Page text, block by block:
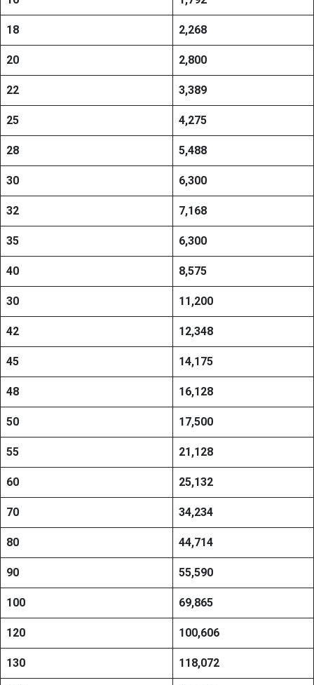
18 2,268
20 2,800
22 3,389
25 4,275
28 5,488
30 6,300
32 7,168
35 6,300
40 8,575
30 11,200
42 12,348
45 14,175
48 16,128
50 17,500
55 21,128
60 25,132
70 34,234
80 44,714
90 55,590
100 69,865
120 100,606
130 118,072